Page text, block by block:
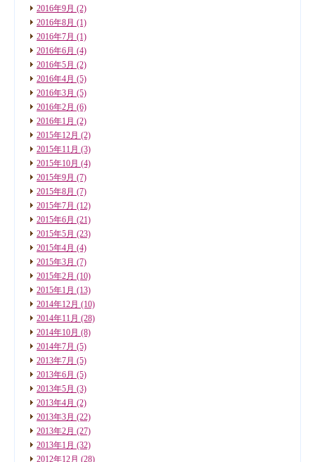
2016年9月 (2)
2016年8月 (1)
2016年7月 (1)
2016年6月 (4)
2016年5月 (2)
2016年4月 (5)
2016年3月 (5)
2016年2月 (6)
2016年1月 (2)
2015年12月 (2)
2015年11月 (3)
2015年10月 (4)
2015年9月 (7)
2015年8月 (7)
2015年7月 (12)
2015年6月 (21)
2015年5月 (23)
2015年4月 (4)
2015年3月 (7)
2015年2月 (10)
2015年1月 (13)
2014年12月 (10)
2014年11月 (28)
2014年10月 (8)
2014年7月 (5)
2013年7月 (5)
2013年6月 (5)
2013年5月 (3)
2013年4月 (2)
2013年3月 (22)
2013年2月 (27)
2013年1月 (32)
2012年12月 (28)